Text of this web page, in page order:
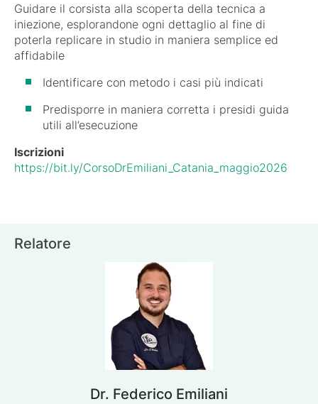
Guidare il corsista alla scoperta della tecnica a
iniezione, esplorandone ogni dettaglio al fine di
poterla replicare in studio in maniera semplice ed
affidabile
Identificare con metodo i casi più indicati
Predisporre in maniera corretta i presidi guida
utili all’esecuzione
Iscrizioni
https://bit.ly/CorsoDrEmiliani_Catania_maggio2026
Relatore
Dr. Federico Emiliani